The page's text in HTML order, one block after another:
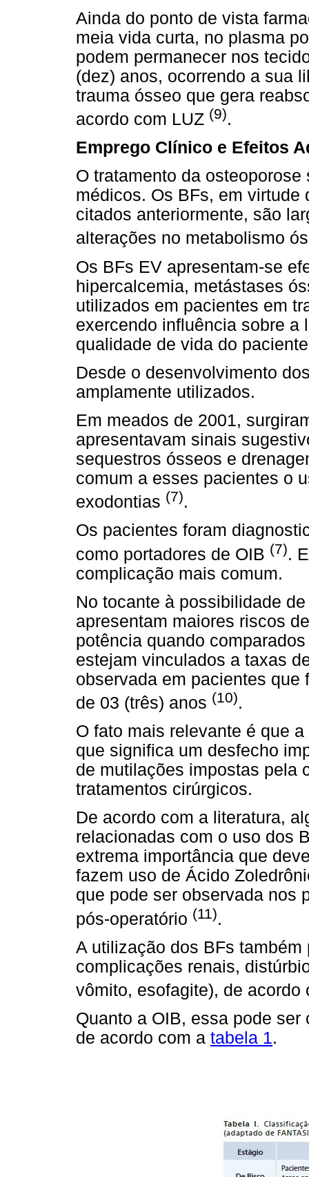
Ainda do ponto de vista
meia vida curta, no plasma
podem permanecer nos
(dez) anos, ocorrendo a sua
trauma ósseo que gera
acordo com LUZ (9).
Emprego Clínico e Efeitos
O tratamento da
médicos. Os BFs, em
citados anteriormente, são
alterações no metabolismo
Os BFs EV apresentam-se
hipercalcemia, metástases
utilizados em pacientes em
exercendo influência sobre a
qualidade de vida do
Desde o desenvolvimento
amplamente utilizados.
Em meados de 2001,
apresentavam sinais
sequestros ósseos e
comum a esses pacientes o
exodontias (7).
Os pacientes foram
como portadores de OIB (7).
complicação mais comum.
No tocante à possibilidade
apresentam maiores riscos
potência quando
estejam vinculados a taxas
observada em pacientes
de 03 (três) anos (10).
O fato mais relevante é que
que significa um desfecho
de mutilações impostas pela
tratamentos cirúrgicos.
De acordo com a literatura,
relacionadas com o uso dos
extrema importância que
fazem uso de Ácido
que pode ser observada nos
pós-operatório (11).
A utilização dos BFs
complicações renais,
vômito, esofagite), de
Quanto a OIB, essa pode
de acordo com a tabela 1.